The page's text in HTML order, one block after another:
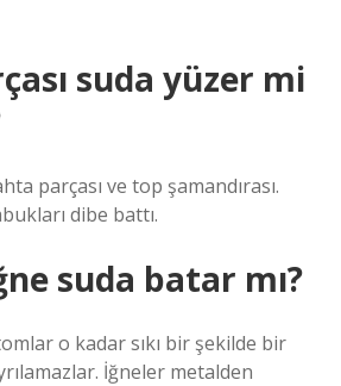
suda yüzer mi
parçası ve top şamandırası.
dibe battı.
suda batar mı?
o kadar sıkı bir şekilde bir
İğneler metalden